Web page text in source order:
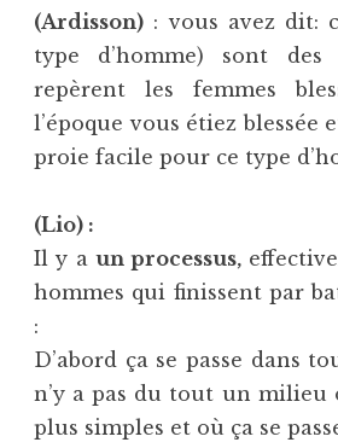
(Ardisson) : vous avez dit:
type d’homme) sont des
repèrent les femmes
l’époque vous étiez blessée
proie facile pour ce type
(Lio) :
Il y a un processus,
hommes qui finissent par
:
D’abord ça se passe dans
n’y a pas du tout un milieu
plus simples et où ça se